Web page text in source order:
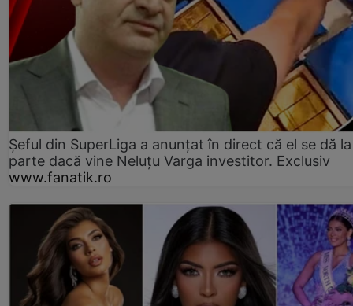
Șeful din SuperLiga a anunțat în direct că el se dă
parte dacă vine Neluțu Varga investitor. Exclusiv
www.fanatik.ro